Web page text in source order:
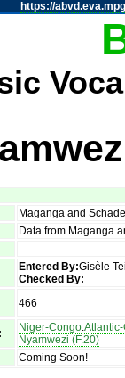
https://
Maganga and
Data from Maganga
Entered By:Gisèle
Checked By:
466
Niger-Congo:
Nyamwezi (F.20)
Coming Soon!